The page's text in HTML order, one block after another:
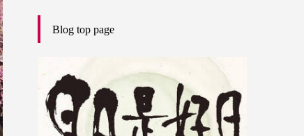
Blog top page